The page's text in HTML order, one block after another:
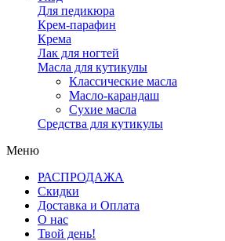
Для педикюра
Крем-парафин
Крема
Лак для ногтей
Масла для кутикулы
Классические масла
Масло-карандаш
Сухие масла
Средства для кутикулы
Меню
РАСПРОДАЖА
Скидки
Доставка и Оплата
О нас
Твой день!